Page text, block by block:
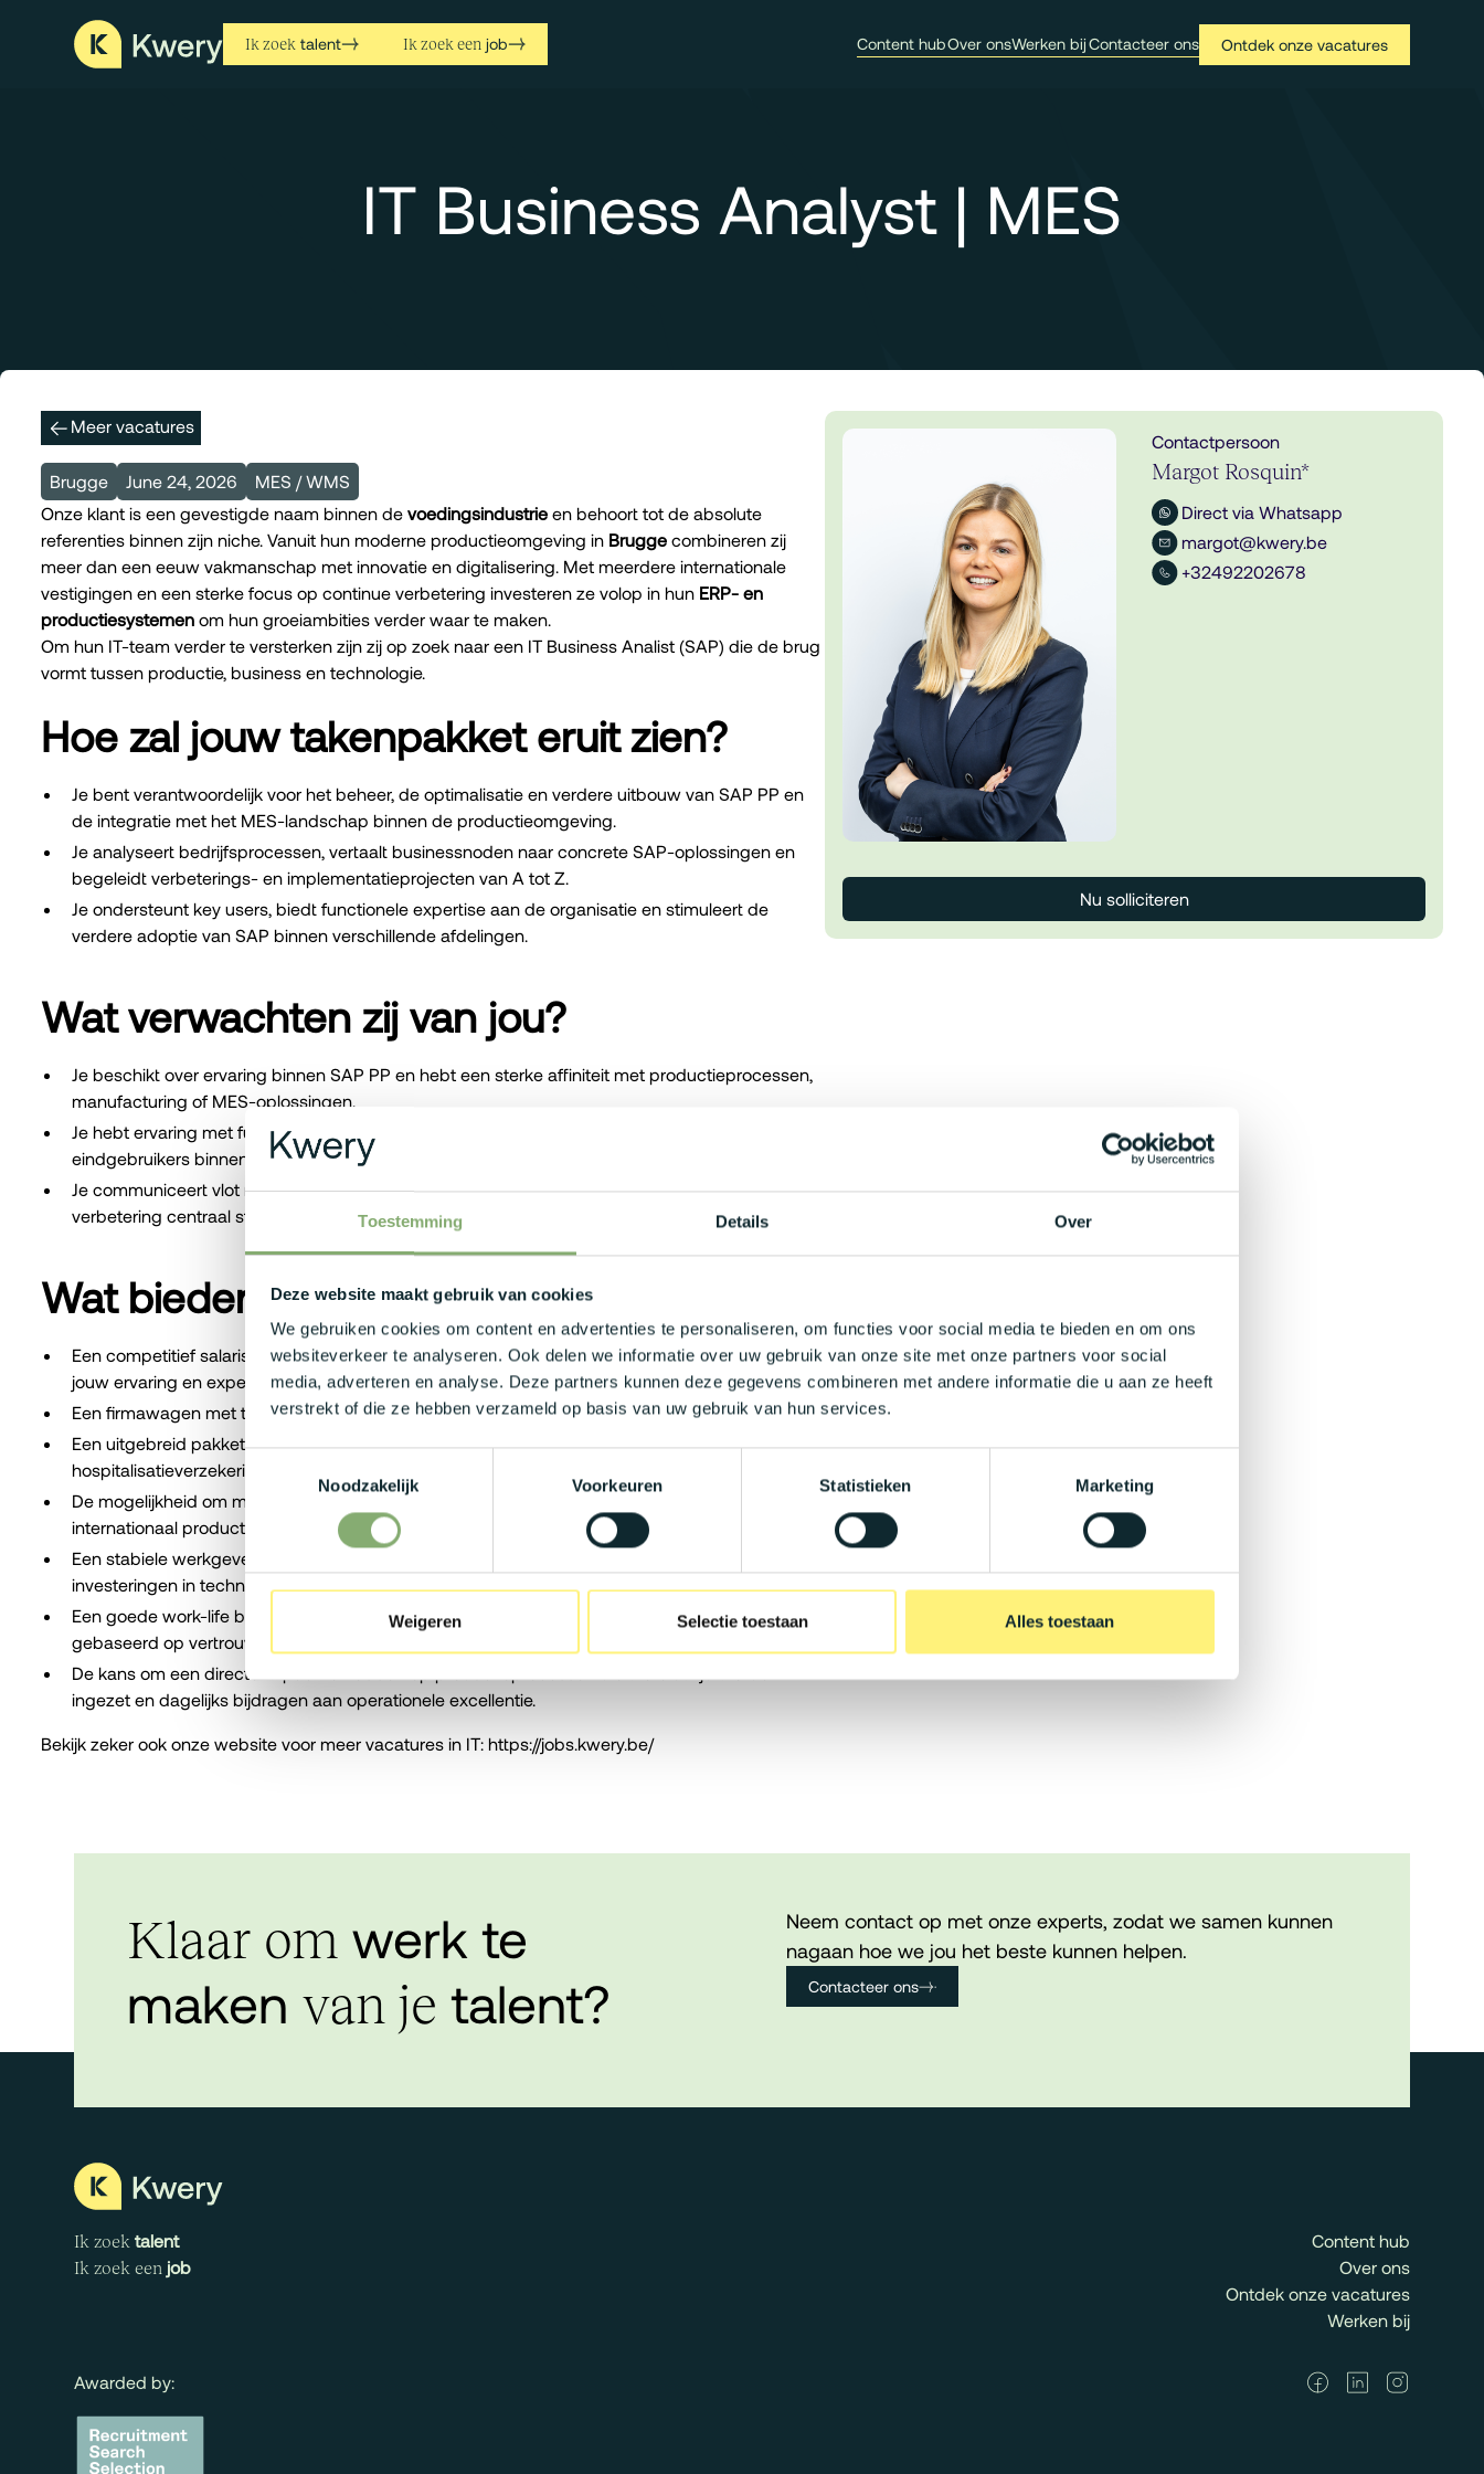
Toestemming Details Over
Deze website maakt gebruik van cookies
We gebruiken cookies om content en advertenties te personaliseren, om functies voor social media te bieden en om ons
websiteverkeer te analyseren. Ook delen we informatie over uw gebruik van onze site met onze partners voor social
media, adverteren en analyse. Deze partners kunnen deze gegevens combineren met andere informatie die u aan ze heeft
verstrekt of die ze hebben verzameld op basis van uw gebruik van hun services.
Noodzakelijk
Voorkeuren Statistieken Marketing
Weigeren Selectie toestaan Alles toestaan
Ik zoek talent Ik zoek een job Content hubOver onsWerken bijContacteer ons Ontdek onze vacatures
IT Business Analyst | MES
Meer vacatures
Brugge June 24, 2026
MES / WMS
Onze klant is een gevestigde naam binnen de voedingsindustrie en behoort tot de absolute
referenties binnen zijn niche. Vanuit hun moderne productieomgeving in Brugge combineren zij
meer dan een eeuw vakmanschap met innovatie en digitalisering. Met meerdere internationale
vestigingen en een sterke focus op continue verbetering investeren ze volop in hun ERP- en
productiesystemen om hun groeiambities verder waar te maken.
Om hun IT-team verder te versterken zijn zij op zoek naar een IT Business Analist (SAP) die de brug
vormt tussen productie, business en technologie.
Hoe zal jouw takenpakket eruit zien?
Je bent verantwoordelijk voor het beheer, de optimalisatie en verdere uitbouw van SAP PP en
de integratie met het MES-landschap binnen de productieomgeving.
Je analyseert bedrijfsprocessen, vertaalt businessnoden naar concrete SAP-oplossingen en
begeleidt verbeterings- en implementatieprojecten van A tot Z.
Je ondersteunt key users, biedt functionele expertise aan de organisatie en stimuleert de
verdere adoptie van SAP binnen verschillende afdelingen.
Wat verwachten zij van jou?
Je beschikt over ervaring binnen SAP PP en hebt een sterke affiniteit met productieprocessen,
manufacturing of MES-oplossingen.
Je hebt ervaring met functionele analyse, configuratie, projectwerk en het ondersteunen van
eindgebruikers binnen een SAP-omgeving.
Je communiceert vlot met zowel business als IT en werkt graag in een omgeving waar continue
verbetering centraal staat.
Wat bieden zij jou?
Een competitief salarispakket dat kan oplopen tot €6.800 bruto per maand, afhankelijk van
jouw ervaring en expertise.
Een firmawagen met tank- of laadkaart zodat je je zorgeloos kan verplaatsen.
Een uitgebreid pakket extralegale voordelen waaronder maaltijdcheques, groepsverzekering,
hospitalisatieverzekering, bonusregeling en diverse nettovergoedingen.
De mogelijkheid om mee te werken aan strategische SAP- en digitalisatieprojecten binnen een
internationaal productiebedrijf.
Een stabiele werkgever met een sterke reputatie, gezonde groeiambities en voortdurende
investeringen in technologie en innovatie.
Een goede work-life balance dankzij flexibele werkuren, thuiswerkmogelijkheden en een cultuur
gebaseerd op vertrouwen en autonomie.
De kans om een directe impact te hebben op productieprocessen die wereldwijd worden
ingezet en dagelijks bijdragen aan operationele excellentie.
Bekijk zeker ook onze website voor meer vacatures in IT: https://jobs.kwery.be/
Contactpersoon
Margot Rosquin*
Direct via Whatsapp
margot@kwery.be
+32492202678
Nu solliciteren
Klaar om werk te
makenvan je talent?
Neem contact op met onze experts, zodat we samen kunnen
nagaan hoe we jou het beste kunnen helpen.
Contacteer ons
Ik zoek talent
Ik zoek een job
Content hub
Over ons
Ontdek onze vacatures
Werken bij
Awarded by: